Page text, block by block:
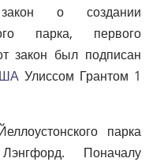
о создании
парка, первого
закон был подписан
Улиссом Грантом 1
парка
Поначалу